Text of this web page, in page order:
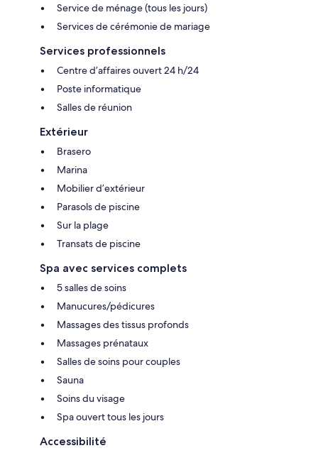
Service de ménage (tous les jours)
Services de cérémonie de mariage
Services professionnels
Centre d’affaires ouvert 24 h/24
Poste informatique
Salles de réunion
Extérieur
Brasero
Marina
Mobilier d’extérieur
Parasols de piscine
Sur la plage
Transats de piscine
Spa avec services complets
5 salles de soins
Manucures/pédicures
Massages des tissus profonds
Massages prénataux
Salles de soins pour couples
Sauna
Soins du visage
Spa ouvert tous les jours
Accessibilité